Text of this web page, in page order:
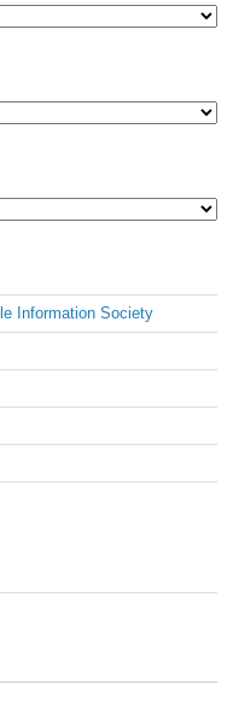
Information Society